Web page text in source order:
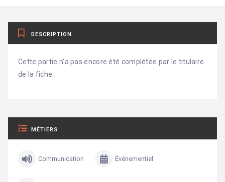
DESCRIPTION
Cette partie n’a pas encore été complétée par le titulaire
de la fiche.
MÉTIERS
Communication Événementiel